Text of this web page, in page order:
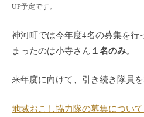
UP予定です。
神河町では今年度4名の募集を行
まったのは小寺さん １名のみ。
来年度に向けて、引き続き隊員を
地域おこし協力隊の募集につい